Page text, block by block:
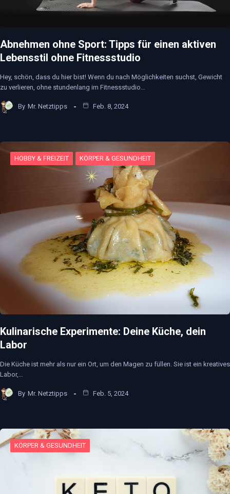
Abnehmen ohne Sport: Tipps für einen aktiven
Lebensstil ohne Fitnessstudio
Hey, schön, dass du hier bist! Wenn du nach Möglichkeiten suchst, Gewicht
zu verlieren, ohne stundenlang im Fitnessstudio…
By Mr. Netztipps Feb. 8, 2024
HOBBY & FREIZEIT KÖRPER & GESUNDHEIT
Kulinarische Experimente: Deine Küche, dein
Labor
Die Küche ist mehr als nur ein Ort, um den Magen zu füllen. Sie ist ein kreatives
Labor,…
By Mr. Netztipps Feb. 5, 2024
KÖRPER & GESUNDHEIT